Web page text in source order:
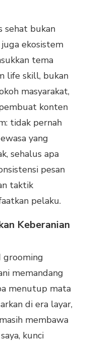
sehat bukan
ekosistem
tema
life skill, bukan
masyarakat,
konten
tidak pernah
yang
sehalus apa
pesan
taktik
pelaku.
Keberanian
grooming
memandang
menutup mata
di era layar,
membawa
kunci